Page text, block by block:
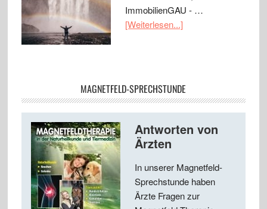
ImmobilienGAU - …
[Weiterlesen...]
MAGNETFELD-SPRECHSTUNDE
Antworten von
Ärzten
In unserer Magnetfeld-
Sprechstunde haben
Ärzte Fragen zur